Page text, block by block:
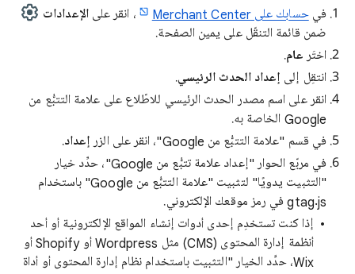
فيحسابك على Merchant Center ، انقر علىالإعدادات
ضمن قائمة التنقّل على يمين الصفحة.
اختَر عام.
انتقِل إلى إعداد الحدث الرئيسي.
انقر على اسم مصدر الحدث الرئيسي للاطّلاع على علامة التتبُّع من
Google الخاصة به.
في قسم "علامة التتبُّع من Google"، انقر على الزر
إعداد.
في مربّع الحوار "إعداد علامة تتبُّع من Google"، حدِّد خيار
"التثبيت يدويًا" لتثبيت "علامة التتبُّع من Google" باستخدام
gtag.js في رمز موقعك الإلكتروني.
إذا كنت تستخدِم إحدى أدوات إنشاء المواقع الإلكترونية أو أحد
أنظمة إدارة المحتوى (CMS) مثل Wordpress أو Shopify أو
Wix، حدِّد الخيار "التثبيت باستخدام نظام إدارة المحتوى أو أداة